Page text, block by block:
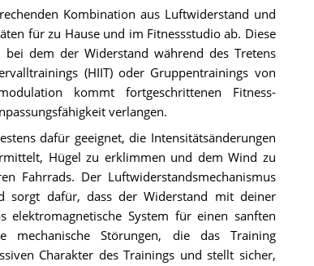
Kombination aus Luftwiderstand und
für zu Hause und im Fitnessstudio ab. Diese
dem der Widerstand während des Tretens
(HIIT) oder Gruppentrainings von
kommt fortgeschrittenen Fitness-
verlangen.
dafür geeignet, die Intensitätsänderungen
Hügel zu erklimmen und dem Wind zu
Fahrrads. Der Luftwiderstandsmechanismus
sorgt dafür, dass der Widerstand mit deiner
elektromagnetische System für einen sanften
mechanische Störungen, die das Training
Charakter des Trainings und stellt sicher,